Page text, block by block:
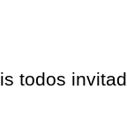
todos